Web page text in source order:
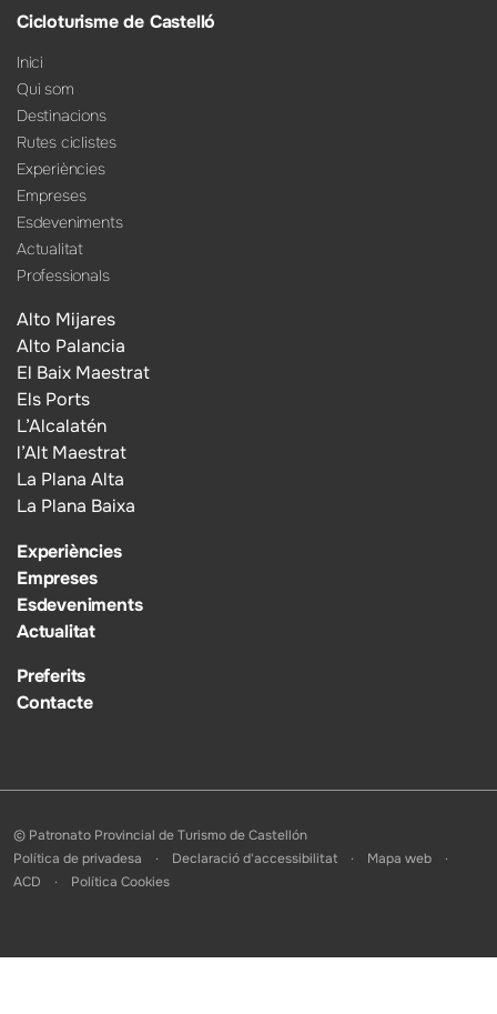
Cicloturisme de Castelló
Inici
Qui som
Destinacions
Rutes ciclistes
Experiències
Empreses
Esdeveniments
Actualitat
Professionals
Alto Mijares
Alto Palancia
El Baix Maestrat
Els Ports
L’Alcalatén
l’Alt Maestrat
La Plana Alta
La Plana Baixa
Experiències
Empreses
Esdeveniments
Actualitat
Preferits
Contacte
© Patronato Provincial de Turismo de Castellón
Política de privadesa
Declaració d'accessibilitat
Mapa web
ACD
Política Cookies